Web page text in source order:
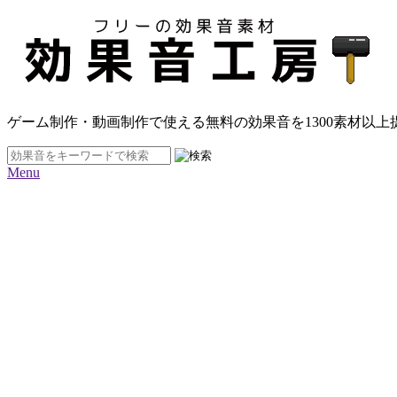
ゲーム制作・動画制作で使える無料の効果音を1300素材以上
Menu